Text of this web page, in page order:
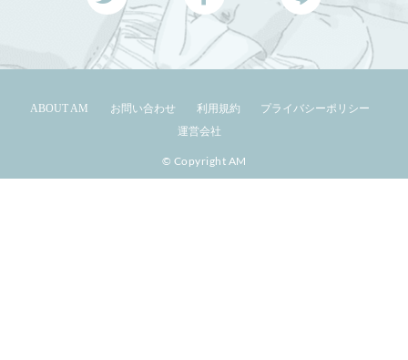
ABOUT AM お問い合わせ 利用規約
プライバシーポリシー
運営会社
© Copyright AM